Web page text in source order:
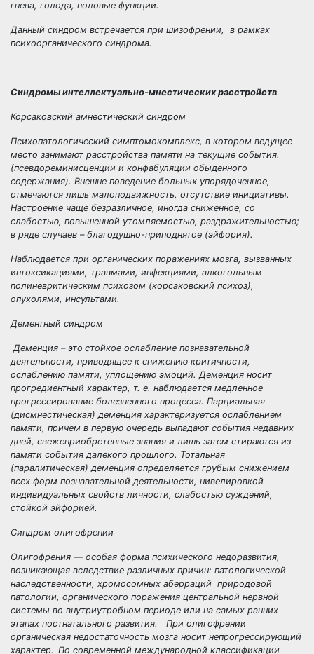
гнева, голода, половые функции.
Данный синдром встречается при шизофрении, в рамках
психоорганического синдрома.
Синдромы интеллектуально-мнестических расстройств
Корсаковский амнестический синдром
Психопатологический симптомокомплекс, в котором ведущее
место занимают расстройства памяти на текущие события.
(псевдореминисценции и конфабуляции обыденного
содержания). Внешне поведение больных упорядоченное,
отмечаются лишь малоподвижность, отсутствие инициативы.
Настроение чаще безразличное, иногда сниженное, со
слабостью, повышенной утомляемостью, раздражительностью;
в ряде случаев – благодушно-приподнятое (эйфория).
Наблюдается при органических поражениях мозга, вызванных
интоксикациями, травмами, инфекциями, алкогольным
полиневритическим психозом (корсаковский психоз),
опухолями, инсультами.
Дементный синдром
Деменция – это стойкое ослабление познавательной
деятельности, приводящее к снижению критичности,
ослаблению памяти, уплощению эмоций. Деменция носит
прогредиентный характер, т. е. наблюдается медленное
прогрессирование болезненного процесса. Парциальная
(дисмнестическая) деменция характеризуется ослаблением
памяти, причем в первую очередь выпадают события недавних
дней, свежеприобретенные знания и лишь затем стираются из
памяти события далекого прошлого. Тотальная
(паралитическая) деменция определяется грубым снижением
всех форм познавательной деятельности, нивелировкой
индивидуальных свойств личности, слабостью суждений,
стойкой эйфорией.
Синдром олигофрении
Олигофрения — особая форма психического недоразвития,
возникающая вследствие различных причин: патологической
наследственности, хромосомных аберраций природовой
патологии, органического поражения центральной нервной
системы во внутриутробном периоде или на самых ранних
этапах постнатального развития. При олигофрении
органическая недостаточность мозга носит непрогрессирующий
характер. По современной международной классификации